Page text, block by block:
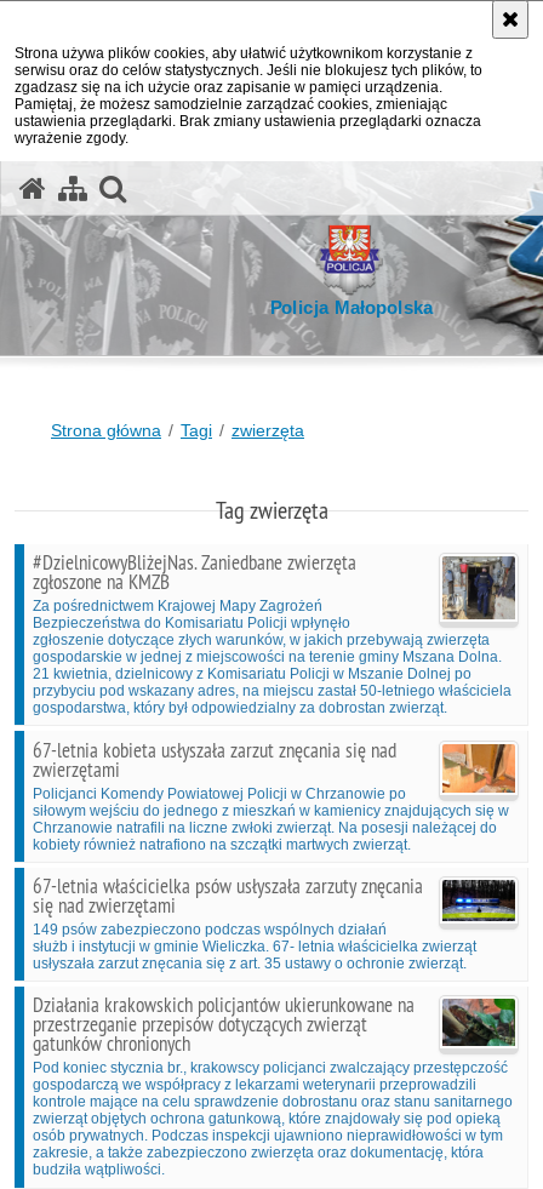
Strona używa plików cookies, aby ułatwić użytkownikom korzystanie z
serwisu oraz do celów statystycznych. Jeśli nie blokujesz tych plików, to
zgadzasz się na ich użycie oraz zapisanie w pamięci urządzenia.
Pamiętaj, że możesz samodzielnie zarządzać cookies, zmieniając
ustawienia przeglądarki. Brak zmiany ustawienia przeglądarki oznacza
wyrażenie zgody.
Policja Małopolska
Strona główna Tagi zwierzęta
Tag zwierzęta
#DzielnicowyBliżejNas. Zaniedbane zwierzęta
zgłoszone na KMZB
Za pośrednictwem Krajowej Mapy Zagrożeń
Bezpieczeństwa do Komisariatu Policji wpłynęło
zgłoszenie dotyczące złych warunków, w jakich przebywają zwierzęta
gospodarskie w jednej z miejscowości na terenie gminy Mszana Dolna.
21 kwietnia, dzielnicowy z Komisariatu Policji w Mszanie Dolnej po
przybyciu pod wskazany adres, na miejscu zastał 50-letniego właściciela
gospodarstwa, który był odpowiedzialny za dobrostan zwierząt.
67-letnia kobieta usłyszała zarzut znęcania się nad
zwierzętami
Policjanci Komendy Powiatowej Policji w Chrzanowie po
siłowym wejściu do jednego z mieszkań w kamienicy znajdujących się w
Chrzanowie natrafili na liczne zwłoki zwierząt. Na posesji należącej do
kobiety również natrafiono na szczątki martwych zwierząt.
67-letnia właścicielka psów usłyszała zarzuty znęcania
się nad zwierzętami
149 psów zabezpieczono podczas wspólnych działań
służb i instytucji w gminie Wieliczka. 67- letnia właścicielka zwierząt
usłyszała zarzut znęcania się z art. 35 ustawy o ochronie zwierząt.
Działania krakowskich policjantów ukierunkowane na
przestrzeganie przepisów dotyczących zwierząt
gatunków chronionych
Pod koniec stycznia br., krakowscy policjanci zwalczający przestępczość
gospodarczą we współpracy z lekarzami weterynarii przeprowadzili
kontrole mające na celu sprawdzenie dobrostanu oraz stanu sanitarnego
zwierząt objętych ochrona gatunkową, które znajdowały się pod opieką
osób prywatnych. Podczas inspekcji ujawniono nieprawidłowości w tym
zakresie, a także zabezpieczono zwierzęta oraz dokumentację, która
budziła wątpliwości.